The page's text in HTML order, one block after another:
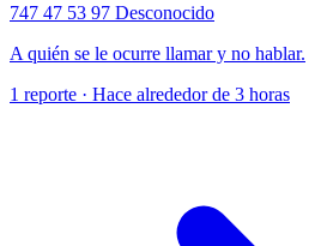
747 47 53 97 Desconocido
A quién se le ocurre llamar y no hablar.
1 reporte · Hace alrededor de 3 horas